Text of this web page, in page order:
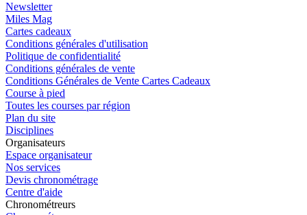
Newsletter
Miles Mag
Cartes cadeaux
Conditions générales d'utilisation
Politique de confidentialité
Conditions générales de vente
Conditions Générales de Vente Cartes Cadeaux
Course à pied
Toutes les courses par région
Plan du site
Disciplines
Organisateurs
Espace organisateur
Nos services
Devis chronométrage
Centre d'aide
Chronométreurs